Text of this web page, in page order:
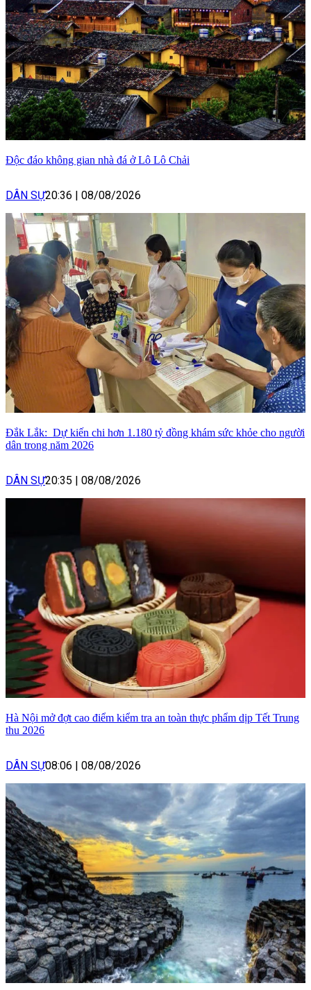
Độc đáo không gian nhà đá ở Lô Lô Chải
DÂN SỰ20:36 08/08/2026
Đắk Lắk: Dự kiến chi hơn 1.180 tỷ đồng khám sức khỏe cho người
dân trong năm 2026
DÂN SỰ20:35 08/08/2026
Hà Nội mở đợt cao điểm kiểm tra an toàn thực phẩm dịp Tết Trung
thu 2026
DÂN SỰ08:06 08/08/2026